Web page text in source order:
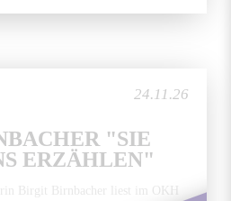
24.11.26
"SIE
ERZÄHLEN"
Birgit Birnbacher liest im OKH